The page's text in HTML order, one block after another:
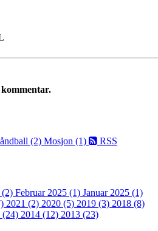
(2) Mosjon (1) RSS
(2) Februar 2025 (1) Januar 2025 (1)
2021 (2) 2020 (5) 2019 (3) 2018 (8)
(24) 2014 (12) 2013 (23)